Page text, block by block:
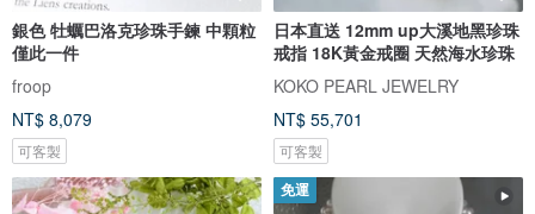
銀色 牡蠣巴洛克珍珠手鍊 中顆粒
僅此一件
froop
NT$ 8,079
可客製
日本直送 12mm up大溪地黑珍珠
戒指 18K黃金戒圈 天然海水珍珠
KOKO PEARL JEWELRY
NT$ 55,701
可客製
免運